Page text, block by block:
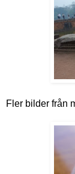
Fler bilder från